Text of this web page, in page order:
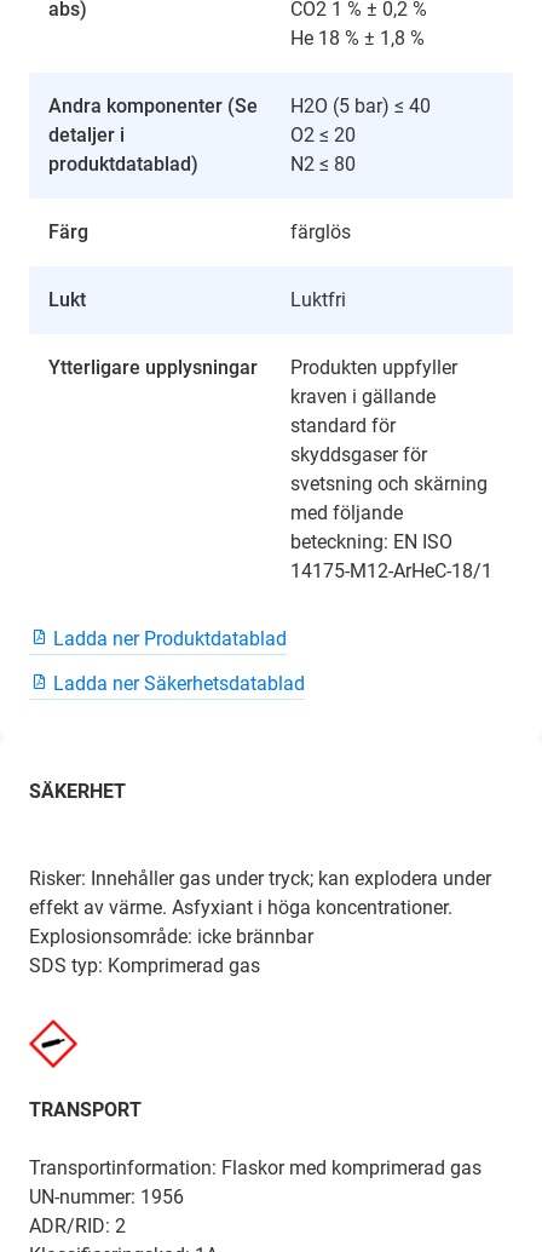
abs)
CO2 1 % ± 0,2 %
He 18 % ± 1,8 %
Andra komponenter (Se
detaljer i
produktdatablad)
H2O (5 bar) ≤ 40
O2 ≤ 20
N2 ≤ 80
Färg färglös
Lukt Luktfri
Ytterligare upplysningar
Produkten uppfyller
kraven i gällande
standard för
skyddsgaser för
svetsning och skärning
med följande
beteckning: EN ISO
14175-M12-ArHeC-18/1
Ladda ner Produktdatablad
Ladda ner Säkerhetsdatablad
SÄKERHET
Risker: Innehåller gas under tryck; kan explodera under
effekt av värme. Asfyxiant i höga koncentrationer.
Explosionsområde: icke brännbar
SDS typ: Komprimerad gas
TRANSPORT
Transportinformation: Flaskor med komprimerad gas
UN-nummer: 1956
ADR/RID: 2